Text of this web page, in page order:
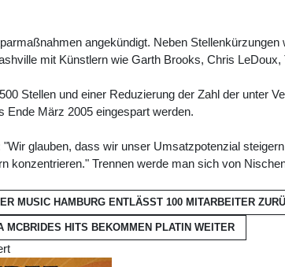
angekündigt. Neben
mit Künstlern wie Garth Brooks, Chris
Stellen und einer Reduzierung der Zahl der unter
Ende März 2005 eingespart werden.
glauben, dass wir unser Umsatzpotenzial
konzentrieren." Trennen werde man sich von
MUSIC HAMBURG ENTLÄSST 100 MITARBEITER
MCBRIDES HITS BEKOMMEN PLATIN WEITER